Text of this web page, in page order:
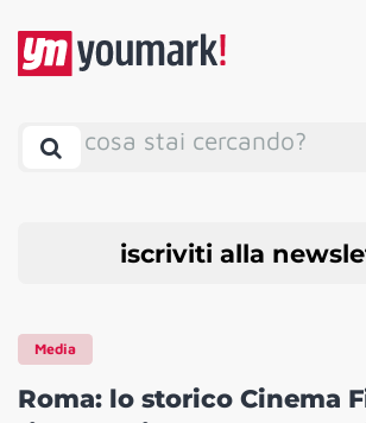
cosa stai cercando?
iscriviti alla
Media
Roma: lo storico Cinema